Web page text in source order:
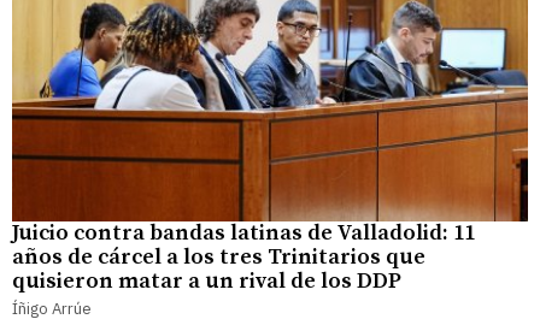
Juicio contra bandas latinas de Valladolid: 11
años de cárcel a los tres Trinitarios que
quisieron matar a un rival de los DDP
Íñigo Arrúe